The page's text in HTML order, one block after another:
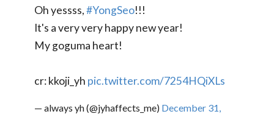
Oh yessss,#YongSeo!!!
It's a very very happy new year!
My goguma heart!
cr: kkoji_yh pic.twitter.com/7254HQiXLs
— always yh (@jyhaffects_me) December 31,